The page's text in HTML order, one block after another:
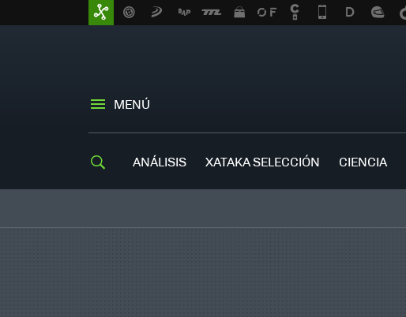
MENÚ
ANÁLISIS XATAKA SELECCIÓN CIENCIA